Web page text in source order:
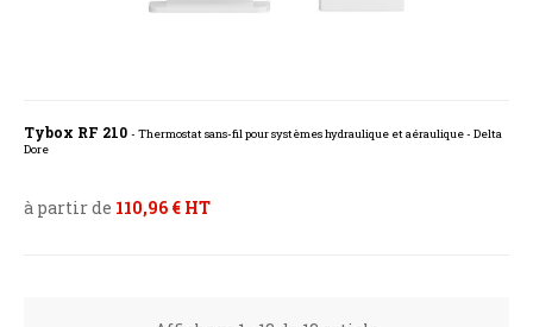
Tybox RF 210 - Thermostat sans-fil pour systèmes hydraulique et aéraulique - Delta
Dore
à partir de 110,96 € HT